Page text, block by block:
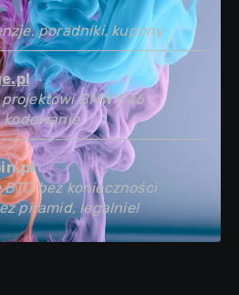
poradniki, kupony
BMW E46 -
bez konieczności
piramid, legalnie!